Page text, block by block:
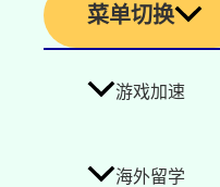
菜单切换
游戏加速
海外留学